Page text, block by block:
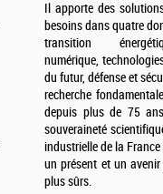
Il apporte des
besoins dans quatre
transition
numérique,
du futur, défense et
recherche
depuis plus de 75
souveraineté
industrielle de la
un présent et un
plus sûrs.